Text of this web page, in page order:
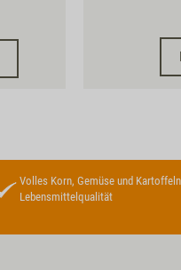
Volles Korn, Gemüse und
Lebensmittelqualität